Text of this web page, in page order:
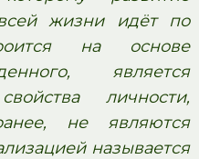
жизни идёт по
на основе
является
личности,
не являются
называется